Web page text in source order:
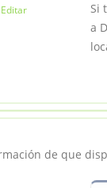
Editar
Si
a
de que